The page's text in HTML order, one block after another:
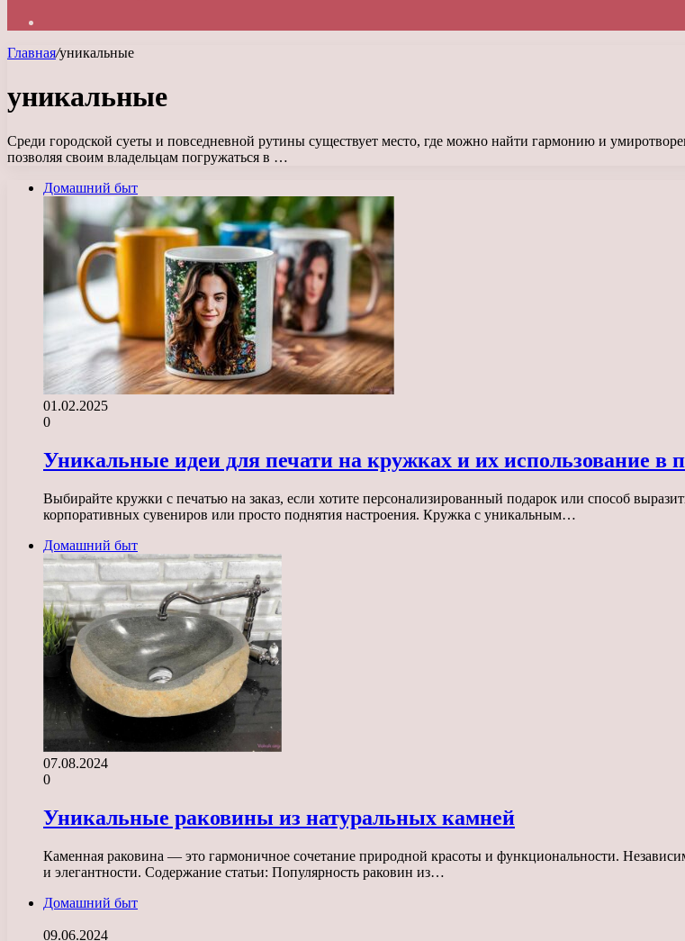
Главная/уникальные
уникальные
Среди городской суеты и повседневной рутины существует место, где можно найти гармонию и
позволяя своим владельцам погружаться в …
Домашний быт
01.02.2025
0
Уникальные идеи для печати на кружках и их использование в
Выбирайте кружки с печатью на заказ, если хотите персонализированный подарок или способ
корпоративных сувениров или просто поднятия настроения. Кружка с уникальным…
Домашний быт
07.08.2024
0
Уникальные раковины из натуральных камней
Каменная раковина — это гармоничное сочетание природной красоты и функциональности.
и элегантности. Содержание статьи: Популярность раковин из…
Домашний быт
09.06.2024